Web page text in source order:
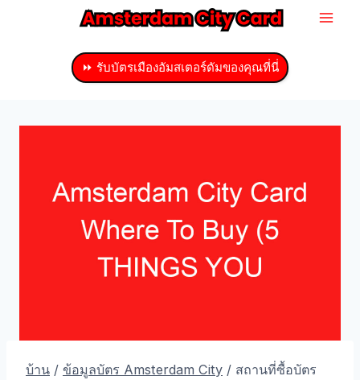
⏩ รับบัตรเมืองอัมสเตอร์ดัมของคุณที่นี่
บ้าน / ข้อมูลบัตร Amsterdam City / สถานที่ซื้อบัตร